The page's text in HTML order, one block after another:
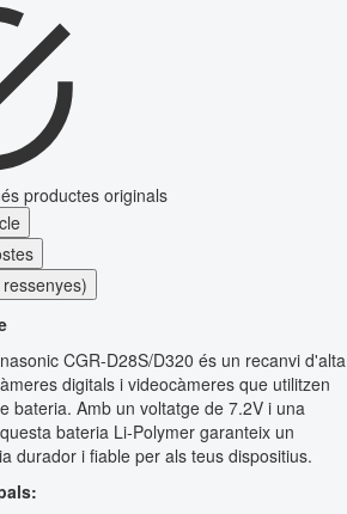
productes originals
CGR-D28S/D320 és un recanvi d'alta
digitals i videocàmeres que utilitzen
bateria. Amb un voltatge de 7.2V i una
bateria Li-Polymer garanteix un
durador i fiable per als teus dispositius.